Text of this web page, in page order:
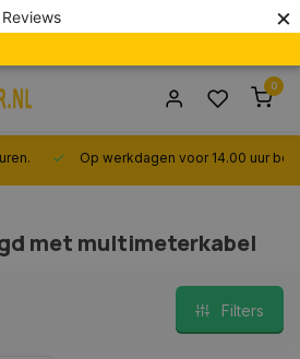
Reviews ×
0
Op werkdagen voor 14.00 uur
met multimeterkabel
Filters